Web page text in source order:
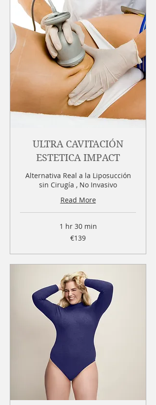
ULTRA CAVITACIÓN
ESTETICA IMPACT
Alternativa Real a la Liposucción
sin Cirugía , No Invasivo
Read More
1 hr 30 min
€139